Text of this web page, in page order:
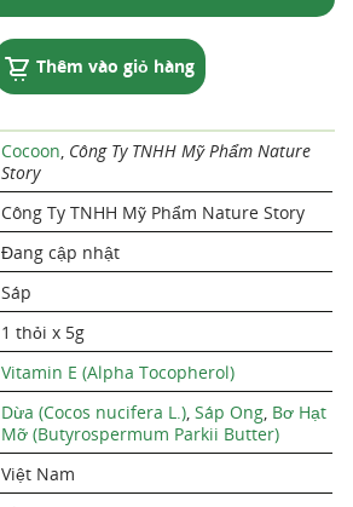
Thêm vào giỏ hàng
Cocoon, Công Ty TNHH Mỹ Phẩm Nature
Story
Công Ty TNHH Mỹ Phẩm Nature Story
Đang cập nhật
Sáp
1 thỏi x 5g
Vitamin E (Alpha Tocopherol)
Dừa (Cocos nucifera L.), Sáp Ong, Bơ Hạt
Mỡ (Butyrospermum Parkii Butter)
Việt Nam